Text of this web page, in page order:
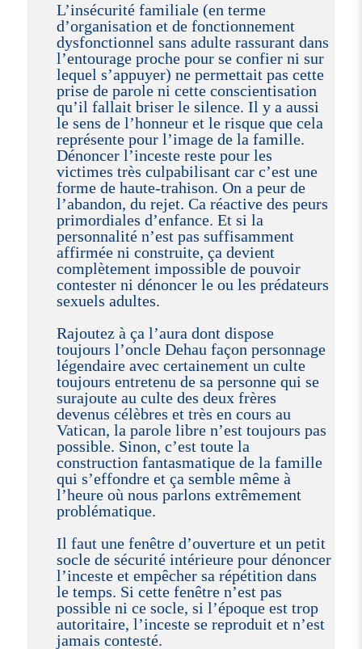
L’insécurité familiale (en terme
d’organisation et de fonctionnement
dysfonctionnel sans adulte rassurant dans
l’entourage proche pour se confier ni sur
lequel s’appuyer) ne permettait pas cette
prise de parole ni cette conscientisation
qu’il fallait briser le silence. Il y a aussi
le sens de l’honneur et le risque que cela
représente pour l’image de la famille.
Dénoncer l’inceste reste pour les
victimes très culpabilisant car c’est une
forme de haute-trahison. On a peur de
l’abandon, du rejet. Ca réactive des peurs
primordiales d’enfance. Et si la
personnalité n’est pas suffisamment
affirmée ni construite, ça devient
complètement impossible de pouvoir
contester ni dénoncer le ou les prédateurs
sexuels adultes.
Rajoutez à ça l’aura dont dispose
toujours l’oncle Dehau façon personnage
légendaire avec certainement un culte
toujours entretenu de sa personne qui se
surajoute au culte des deux frères
devenus célèbres et très en cours au
Vatican, la parole libre n’est toujours pas
possible. Sinon, c’est toute la
construction fantasmatique de la famille
qui s’effondre et ça semble même à
l’heure où nous parlons extrêmement
problématique.
Il faut une fenêtre d’ouverture et un petit
socle de sécurité intérieure pour dénoncer
l’inceste et empêcher sa répétition dans
le temps. Si cette fenêtre n’est pas
possible ni ce socle, si l’époque est trop
autoritaire, l’inceste se reproduit et n’est
jamais contesté.